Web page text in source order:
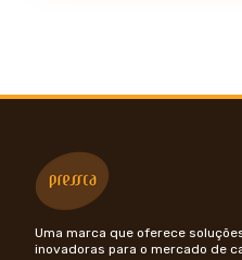
Uma marca que oferece
inovadoras para o mercado de